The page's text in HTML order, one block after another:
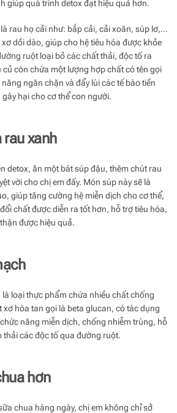
giúp quá trình detox đạt hiệu quả hơn.
rau họ cải như: bắp cải, cải xoăn, súp lơ,…
dồi dào, giúp cho hệ tiêu hóa được khỏe
ruột loại bỏ các chất thải, độc tố ra
củ còn chứa một lượng hợp chất có tên gọi
ngăn chặn và đẩy lùi các tế bào tiền
hại cho cơ thể con người.
rau xanh
detox, ăn một bát súp đậu, thêm chút rau
vời cho chị em đấy. Món súp này sẽ là
giúp tăng cường hệ miễn dịch cho cơ thể,
chất được diễn ra tốt hơn, hỗ trợ tiêu hóa,
được hiệu quả.
là loại thực phẩm chứa nhiều chất chống
xơ hòa tan gọi là beta glucan, có tác dụng
năng miễn dịch, chống nhiễm trùng, hỗ
thải các độc tố qua đường ruột.
hơn
chua hàng ngày, chị em không chỉ sở